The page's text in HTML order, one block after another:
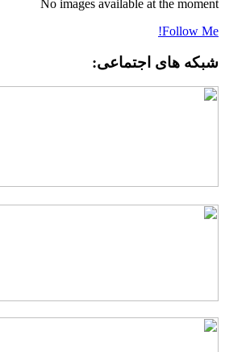
No images available at the moment
Follow Me!
شبکه های اجتماعی: